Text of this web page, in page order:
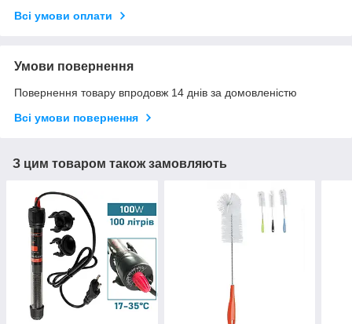
Всі умови оплати
Умови повернення
Повернення товару впродовж 14 днів за домовленістю
Всі умови повернення
З цим товаром також замовляють